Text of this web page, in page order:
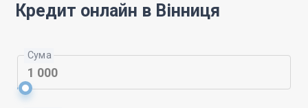
Кредит онлайн в Вінниця
Сума